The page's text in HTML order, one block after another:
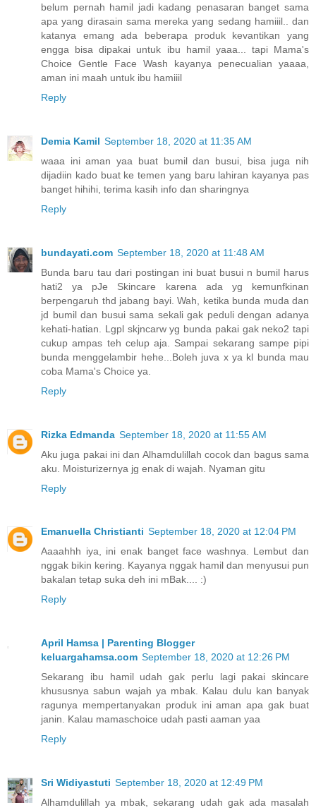
belum pernah hamil jadi kadang penasaran banget sama
apa yang dirasain sama mereka yang sedang hamiiil.. dan
katanya emang ada beberapa produk kevantikan yang
engga bisa dipakai untuk ibu hamil yaaa... tapi Mama's
Choice Gentle Face Wash kayanya penecualian yaaaa,
aman ini maah untuk ibu hamiiil
Reply
Demia Kamil September 18, 2020 at 11:35 AM
waaa ini aman yaa buat bumil dan busui, bisa juga nih
dijadiin kado buat ke temen yang baru lahiran kayanya pas
banget hihihi, terima kasih info dan sharingnya
Reply
bundayati.com September 18, 2020 at 11:48 AM
Bunda baru tau dari postingan ini buat busui n bumil harus
hati2 ya pJe Skincare karena ada yg kemunfkinan
berpengaruh thd jabang bayi. Wah, ketika bunda muda dan
jd bumil dan busui sama sekali gak peduli dengan adanya
kehati-hatian. Lgpl skjncarw yg bunda pakai gak neko2 tapi
cukup ampas teh celup aja. Sampai sekarang sampe pipi
bunda menggelambir hehe...Boleh juva x ya kl bunda mau
coba Mama's Choice ya.
Reply
Rizka Edmanda September 18, 2020 at 11:55 AM
Aku juga pakai ini dan Alhamdulillah cocok dan bagus sama
aku. Moisturizernya jg enak di wajah. Nyaman gitu
Reply
Emanuella Christianti September 18, 2020 at 12:04 PM
Aaaahhh iya, ini enak banget face washnya. Lembut dan
nggak bikin kering. Kayanya nggak hamil dan menyusui pun
bakalan tetap suka deh ini mBak.... :)
Reply
April Hamsa | Parenting Blogger
keluargahamsa.com September 18, 2020 at 12:26 PM
Sekarang ibu hamil udah gak perlu lagi pakai skincare
khususnya sabun wajah ya mbak. Kalau dulu kan banyak
ragunya mempertanyakan produk ini aman apa gak buat
janin. Kalau mamaschoice udah pasti aaman yaa
Reply
Sri Widiyastuti September 18, 2020 at 12:49 PM
Alhamdulillah ya mbak, sekarang udah gak ada masalah